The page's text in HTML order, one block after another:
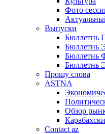
Фото
Выпуски
Бюллетнь
Бюллетнь
Бюллетнь
Бюллетнь
Прошу слова
ASTNA
Обзор
Contact az